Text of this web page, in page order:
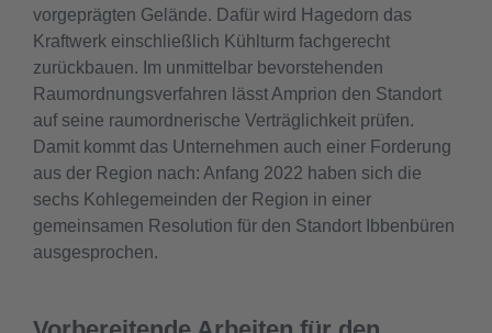
vorgeprägten Gelände. Dafür wird Hagedorn das
Kraftwerk einschließlich Kühlturm fachgerecht
zurückbauen. Im unmittelbar bevorstehenden
Raumordnungsverfahren lässt Amprion den Standort
auf seine raumordnerische Verträglichkeit prüfen.
Damit kommt das Unternehmen auch einer Forderung
aus der Region nach: Anfang 2022 haben sich die
sechs Kohlegemeinden der Region in einer
gemeinsamen Resolution für den Standort Ibbenbüren
ausgesprochen.